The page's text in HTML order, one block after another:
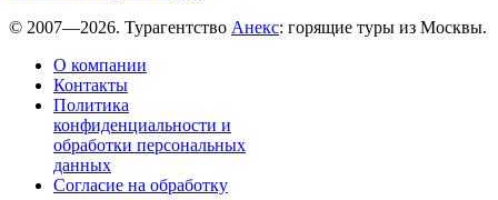
© 2007—2026. Турагентство Анекс: горящие туры из Москвы.
О компании
Контакты
Политика
конфиденциальности и
обработки персональных
данных
Согласие на обработку